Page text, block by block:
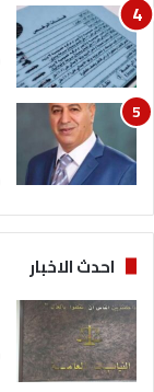
احدث الاخبار